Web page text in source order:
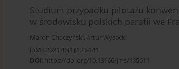
Studium przypadku pilotażu
w środowisku polskich parafii we
Marcin Choczyński, Artur Wysocki
JoMS 2021;46(1):123-141
DOI: https://doi.org/10.13166/jms/135611